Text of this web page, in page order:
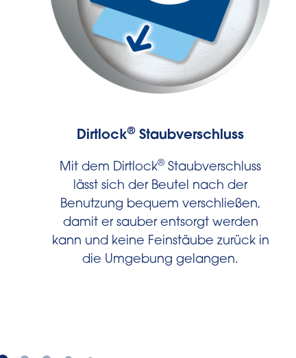
Dirtlock® Staubverschluss
Mit dem Dirtlock® Staubverschluss
lässt sich der Beutel nach der
Benutzung bequem verschließen,
damit er sauber entsorgt werden
kann und keine Feinstäube zurück in
die Umgebung gelangen.